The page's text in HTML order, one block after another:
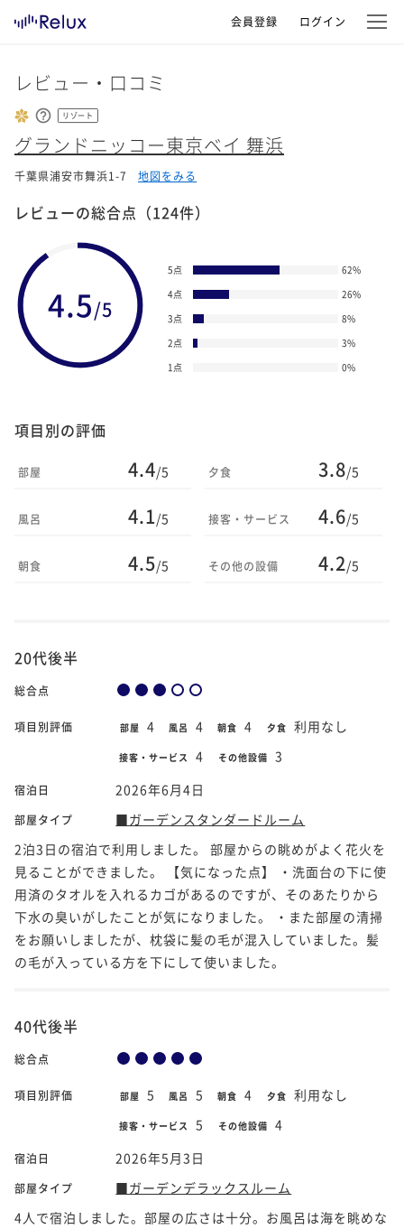
会員登録 ログイン
レビュー・口コミ
リゾート
グランドニッコー東京ベイ 舞浜
千葉県浦安市舞浜1-7 地図をみる
レビューの総合点 （124件）
4.5/5
5点 62%
4点
26%
3点
8%
2点
3%
1点
0%
項目別の評価
部屋 4.4/5
風呂 4.1/5
朝食 4.5/5
夕食 3.8/5
接客・サービス 4.6/5
その他の設備 4.2/5
20代後半
総合点
項目別評価 部屋 4 風呂 4 朝食 4 夕食 利用なし
接客・サービス 4 その他設備 3
宿泊日 2026年6月4日
部屋タイプ
■ガーデンスタンダードルーム
2泊3日の宿泊で利用しました。 部屋からの眺めがよく花火を
見ることができました。 【気になった点】 ・洗面台の下に使
用済のタオルを入れるカゴがあるのですが、そのあたりから
下水の臭いがしたことが気になりました。 ・また部屋の清掃
をお願いしましたが、枕袋に髪の毛が混入していました。髪
の毛が入っている方を下にして使いました。
40代後半
総合点
項目別評価 部屋 5 風呂 5 朝食 4 夕食 利用なし
接客・サービス 5 その他設備 4
宿泊日 2026年5月3日
部屋タイプ
■ガーデンデラックスルーム
4人で宿泊しました。部屋の広さは十分。お風呂は海を眺めな